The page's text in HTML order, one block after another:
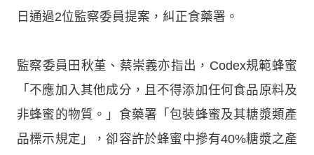
日通過2位監察委員提案，糾正食藥署。
監察委員田秋堇、蔡崇義亦指出，Codex規範蜂蜜
「不應加入其他成分，且不得添加任何食品原料及
非蜂蜜的物質。」食藥署「包裝蜂蜜及其糖漿類產
品標示規定」，卻容許於蜂蜜中摻有40%糖漿之產